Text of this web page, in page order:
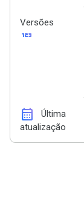
Versões
123
calendar_month
Última
atualização